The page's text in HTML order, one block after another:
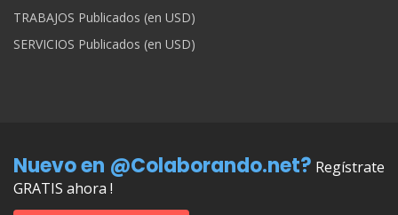
TRABAJOS Publicados (en USD)
SERVICIOS Publicados (en USD)
Nuevo en @Colaborando.net? Regístrate
GRATIS ahora !